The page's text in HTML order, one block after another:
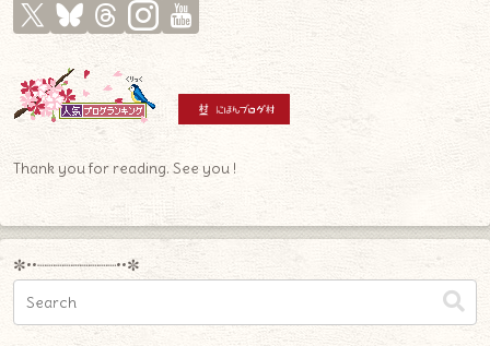
Thank you for reading. See you !
✼••┈┈┈┈┈┈┈┈┈••✼